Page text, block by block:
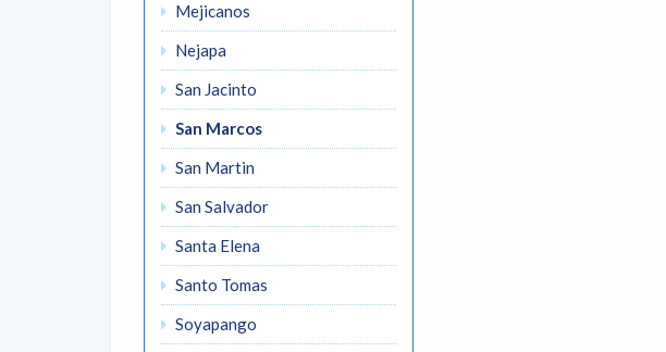
Mejicanos
Nejapa
San Jacinto
San Marcos
San Martin
San Salvador
Santa Elena
Santo Tomas
Soyapango